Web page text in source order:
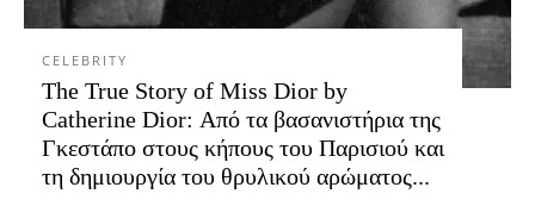
CELEBRITY
The True Story of Miss Dior by
Catherine Dior: Από τα βασανιστήρια της
Γκεστάπο στους κήπους του Παρισιού και
τη δημιουργία του θρυλικού αρώματος...